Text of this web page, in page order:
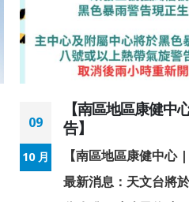
09
10 月
【南區地區康健中
告】
【南區地區康健中心 |
最新消息：天文台將